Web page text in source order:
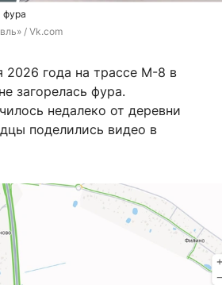
фура
/ Vk.com
2026 года на трассе М-8 в
загорелась фура.
недалеко от деревни
поделились видео в